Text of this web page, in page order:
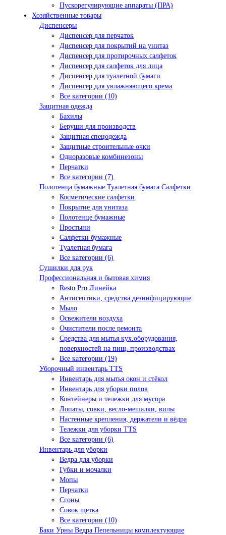
Пускорегулирующие аппараты (ПРА)
Хозяйственные товары
Диспенсеры
Диспенсер для перчаток
Диспенсер для покрытий на унитаз
Диспенсер для протирочных салфеток
Диспенсер для салфеток для лица
Диспенсер для туалетной бумаги
Диспенсер для увлажняющего крема
Все категории (10)
Защитная одежда
Бахилы
Беруши для производств
Защитная спецодежда
Защитные строительные очки
Одноразовые комбинезоны
Перчатки
Все категории (7)
Полотенца бумажные Туалетная бумага Салфетки
Косметические салфетки
Покрытие для унитаза
Полотенце бумажные
Простыни
Салфетки бумажные
Туалетная бумага
Все категории (6)
Сушилки для рук
Профессиональная и бытовая химия
Resto Pro Линейка
Антисептики, средства дезинфицирующие
Мыло
Освежители воздуха
Очистители после ремонта
Средства для мытья кух.оборудования,
поверхностей на пищ. производствах
Все категории (19)
Уборочный инвентарь TTS
Инвентарь для мытья окон и стёкол
Инвентарь для уборки полов
Контейнеры и тележки для мусора
Лопаты, совки, весло-мешалки, вилы
Настенные крепления, держатели и вёдра
Тележки для уборки TTS
Все категории (6)
Инвентарь для уборки
Ведра для уборки
Губки и мочалки
Мопы
Перчатки
Сгоны
Совок щетка
Все категории (10)
Баки Урны Ведра Пепельницы комплектующие